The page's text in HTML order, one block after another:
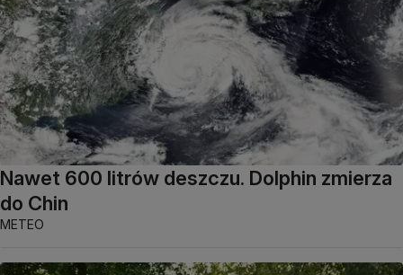
Nawet 600 litrów deszczu. Dolphin zmierza
do Chin
METEO